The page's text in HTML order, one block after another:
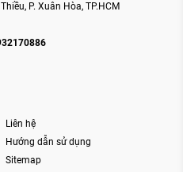
P. Xuân Hòa, TP.HCM
Liên hệ
Hướng dẫn sử dụng
Sitemap